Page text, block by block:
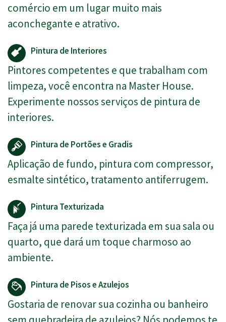
comércio em um lugar muito mais
aconchegante e atrativo.
Pintura de Interiores
Pintores competentes e que trabalham com
limpeza, você encontra na Master House.
Experimente nossos serviços de pintura de
interiores.
Pintura de Portões e Gradis
Aplicação de fundo, pintura com compressor,
esmalte sintético, tratamento antiferrugem.
Pintura Texturizada
Faça já uma parede texturizada em sua sala ou
quarto, que dará um toque charmoso ao
ambiente.
Pintura de Pisos e Azulejos
Gostaria de renovar sua cozinha ou banheiro